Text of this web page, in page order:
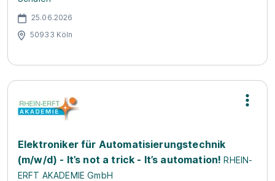
25.06.2026
50933 Köln
Elektroniker für Automatisierungstechnik
(m/w/d) - It’s not a trick - It’s automation! RHEIN-
ERFT AKADEMIE GmbH